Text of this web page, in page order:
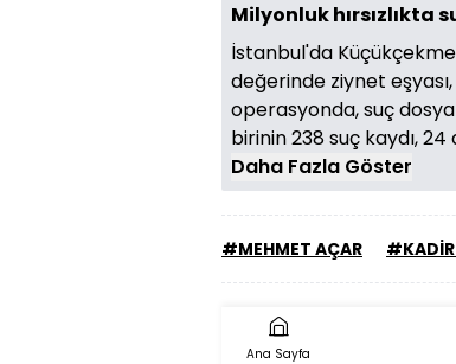
Milyonluk hırsızlıkta
İstanbul'da
değerinde ziynet
operasyonda, suç
birinin 238 suç kaydı, 24
Daha Fazla Göster
#MEHMET AÇAR
Ana Sayfa